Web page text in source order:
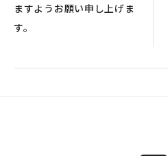
ますようお願い申し上げま
す。